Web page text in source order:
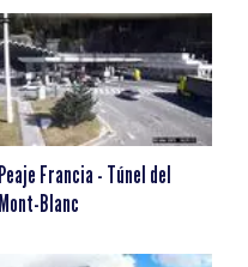
Peaje Francia - Túnel del
Mont-Blanc